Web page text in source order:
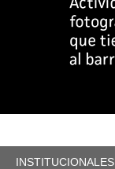
INSTITUCIONALES